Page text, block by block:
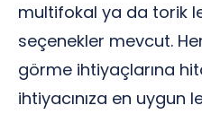
multifokal ya da torik
seçenekler mevcut.
görme ihtiyaçlarına
ihtiyacınıza en uygun